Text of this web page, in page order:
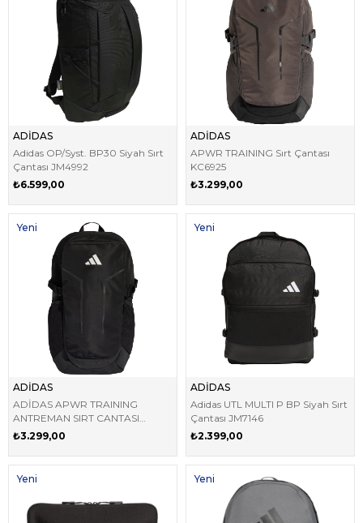
ADİDAS
Adidas OP/Syst. BP30 Siyah Sırt
Çantası JM4992
₺6.599,00
ADİDAS
APWR TRAINING Sırt Çantası
KC6925
₺3.299,00
ADİDAS
ADİDAS APWR TRAINING
ANTREMAN SIRT CANTASI
JZ7086
₺3.299,00
Yeni
ADİDAS
Adidas UTL MULTI P BP Siyah Sırt
Çantası JM7146
₺2.399,00
Yeni
Yeni
Yeni